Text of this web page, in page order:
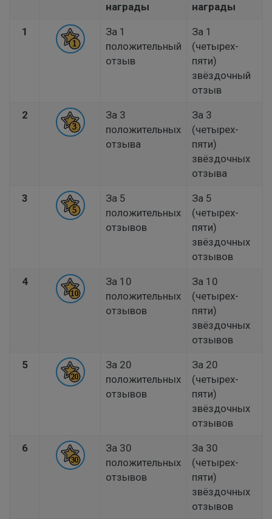
награды
награды
1
За 1
положительный
отзыв
За 1
(четырех-
пяти)
звёздочный
отзыв
2
За 3
положительных
отзыва
За 3
(четырех-
пяти)
звёздочных
отзыва
3
За 5
положительных
отзывов
За 5
(четырех-
пяти)
звёздочных
отзывов
4
За 10
положительных
отзывов
За 10
(четырех-
пяти)
звёздочных
отзывов
5
За 20
положительных
отзывов
За 20
(четырех-
пяти)
звёздочных
отзывов
6
За 30
положительных
отзывов
За 30
(четырех-
пяти)
звёздочных
отзывов